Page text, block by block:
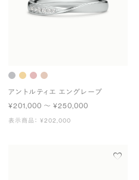
アントルティエ エングレーブ
¥201,000 〜 ¥250,000
表示商品： ¥202,000